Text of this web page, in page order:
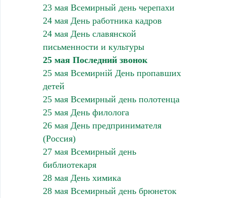
23 мая Всемирный день черепахи
24 мая День работника кадров
24 мая День славянской
письменности и культуры
25 мая Последний звонок
25 мая Всемирній День пропавших
детей
25 мая Всемирный день полотенца
25 мая День филолога
26 мая День предпринимателя
(Россия)
27 мая Всемирный день
библиотекаря
28 мая День химика
28 мая Всемирный день брюнеток